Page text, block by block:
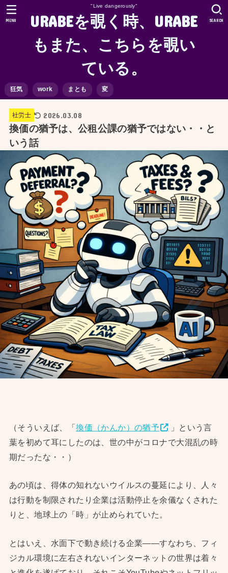
"Live dangerously"
URABEを覗く時、URABE
もまた、こちらを覗い
ている。
狂気 work まとも 変
SEARCH
MENU
社労士 2026.03.08
換価の猶予は、公租公課の猶予ではない・・と
いう話
（そういえば、「換価（かんか）の猶予
」という言
葉を初めて耳にしたのは、世の中がコロナで大混乱の時
期だったな・・）
あの頃は、得体の知れないウイルスの蔓延により、人々
は行動を制限されたり企業は活動停止を余儀なくされた
りと、地球上の「時」が止められていた。
とはいえ、水面下で動き続ける企業——すなわち、フィ
ジカル環境に左右されないインターネットの世界は着々